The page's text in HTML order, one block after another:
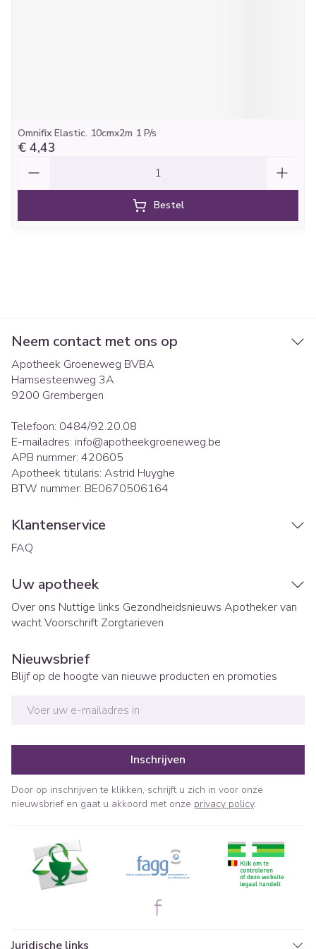
Omnifix Elastic. 10cmx2m 1 P/s
€ 4,43
Bestel
Neem contact met ons op
Apotheek Groeneweg BVBA
Hamsesteenweg 3A
9200 Grembergen
Telefoon: 0484/92.20.08
E-mailadres: info@apotheekgroeneweg.be
APB nummer: 420605
Apotheek titularis: Astrid Huyghe
BTW nummer: BE0670506164
Klantenservice
FAQ
Uw apotheek
Over ons Nuttige links Gezondheidsnieuws Apotheker van
wachtVoorschrift Zorgtarieven
Nieuwsbrief
Blijf op de hoogte van nieuwe producten en promoties
Inschrijven
Door op inschrijven te klikken, schrijft u zich in voor onze
nieuwsbrief en gaat u akkoord met onze privacy policy.
Juridische links